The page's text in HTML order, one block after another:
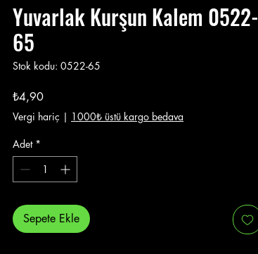
Yuvarlak Kurşun Kalem 0522-
65
Stok kodu: 0522-65
₺4,90Fiyat
Vergi hariç | 1000₺ üstü kargo bedava
Adet *
Sepete Ekle